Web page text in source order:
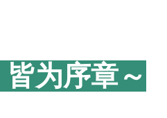
为序章～